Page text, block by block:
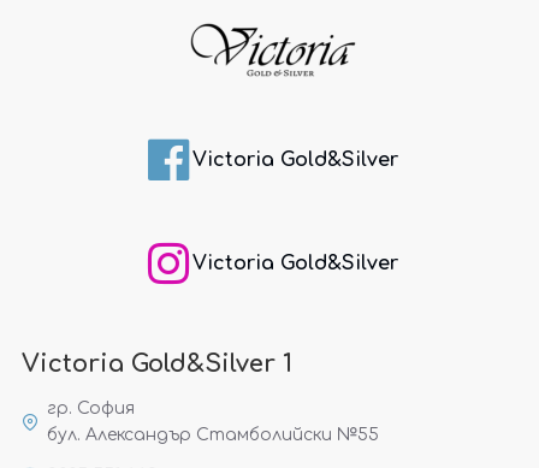
Victoria Gold&Silver
Victoria Gold&Silver
Victoria Gold&Silver 1
гр. София
бул. Александър Стамболийски №55